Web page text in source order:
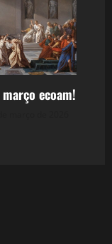
ecoam!